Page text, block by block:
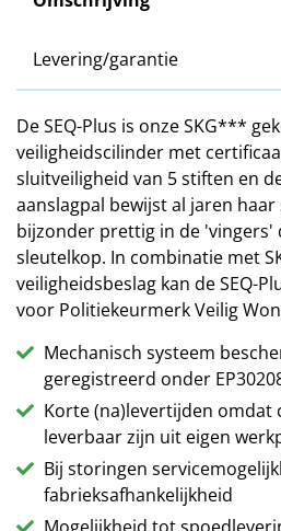
Levering/garantie
De SEQ-Plus is onze SKG***
veiligheidscilinder met
sluitveiligheid van 5 stiften en
aanslagpal bewijst al jaren
bijzonder prettig in de 'vingers'
sleutelkop. In combinatie met
veiligheidsbeslag kan de SEQ-
voor Politiekeurmerk Veilig
Mechanisch systeem
geregistreerd onder
Korte (na)levertijden omdat
leverbaar zijn uit eigen
Bij storingen
fabrieksafhankelijkheid
Mogelijkheid tot